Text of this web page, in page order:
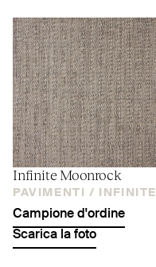
Infinite Moonrock
PAVIMENTI / INFINITE
Campione d'ordine
Scarica la foto